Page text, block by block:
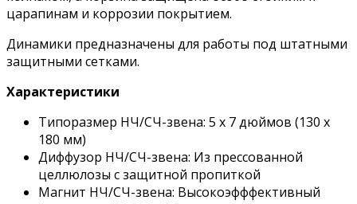
царапинам и коррозии покрытием.
Динамики предназначены для работы под штатными
защитными сетками.
Характеристики
Типоразмер НЧ/СЧ-звена: 5 х 7 дюймов (130 х
180 мм)
Диффузор НЧ/СЧ-звена: Из прессованной
целлюлозы с защитной пропиткой
Магнит НЧ/СЧ-звена: Высокоэфффективный